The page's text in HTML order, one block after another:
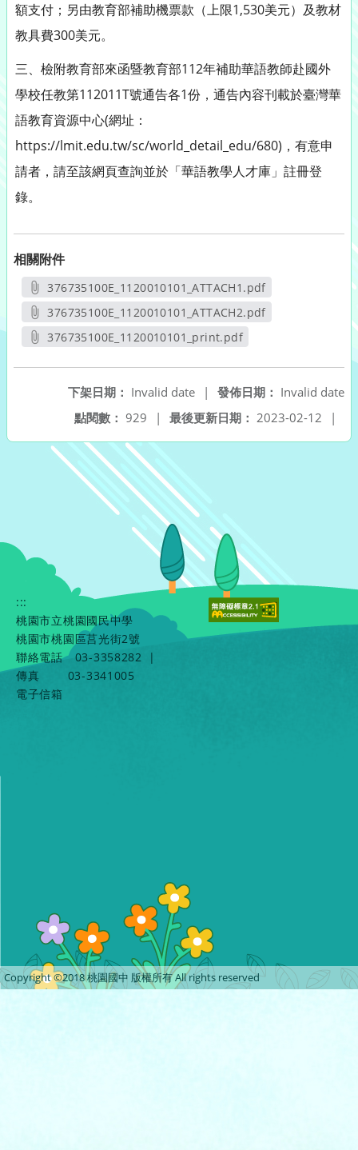
額支付；另由教育部補助機票款（上限1,530美元）及教材
教具費300美元。
三、檢附教育部來函暨教育部112年補助華語教師赴國外
學校任教第112011T號通告各1份，通告內容刊載於臺灣華
語教育資源中心(網址：
https://lmit.edu.tw/sc/world_detail_edu/680)，有意申
請者，請至該網頁查詢並於「華語教學人才庫」註冊登
錄。
相關附件
376735100E_1120010101_ATTACH1.pdf
另開新視窗
376735100E_1120010101_ATTACH2.pdf
另開新視窗
376735100E_1120010101_print.pdf
發佈日期： Invalid date
下架日期： Invalid date
|
最後更新日期： 2023-02-12 |
點閱數： 929 |
:::
桃園市立桃園國民中學
桃園市桃園區莒光街2號
聯絡電話
03-3358282
|
傳真
03-3341005
電子信箱
Copyright ©2018 桃園國中 版權所有 All rights reserved